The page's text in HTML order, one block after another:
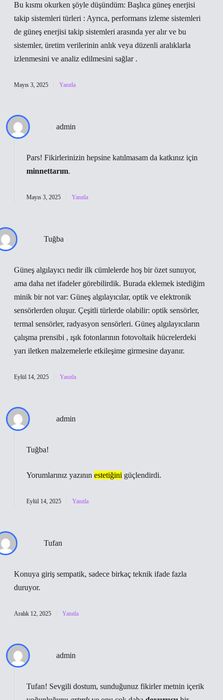
Bu kısmı okurken şöyle düşündüm: Başlıca güneş enerjisi
takip sistemleri türleri : Ayrıca, performans izleme sistemleri
de güneş enerjisi takip sistemleri arasında yer alır ve bu
sistemler, üretim verilerinin anlık veya düzenli aralıklarla
izlenmesini ve analiz edilmesini sağlar .
Mayıs 3, 2025 Yanıtla
admin
Pars! Fikirlerinizin hepsine katılmasam da katkınız için
minnettarım.
Mayıs 3, 2025 Yanıtla
Tuğba
Güneş algılayıcı nedir ilk cümlelerde hoş bir özet sunuyor,
ama daha net ifadeler görebilirdik. Burada eklemek istediğim
minik bir not var: Güneş algılayıcılar, optik ve elektronik
sensörlerden oluşur. Çeşitli türlerde olabilir: optik sensörler,
termal sensörler, radyasyon sensörleri. Güneş algılayıcıların
çalışma prensibi , ışık fotonlarının fotovoltaik hücrelerdeki
yarı iletken malzemelerle etkileşime girmesine dayanır.
Eylül 14, 2025 Yanıtla
admin
Tuğba!
Yorumlarınız yazının estetiğini güçlendirdi.
Eylül 14, 2025 Yanıtla
Tufan
Konuya giriş sempatik, sadece birkaç teknik ifade fazla
duruyor.
Aralık 12, 2025 Yanıtla
admin
Tufan! Sevgili dostum, sunduğunuz fikirler metnin içerik